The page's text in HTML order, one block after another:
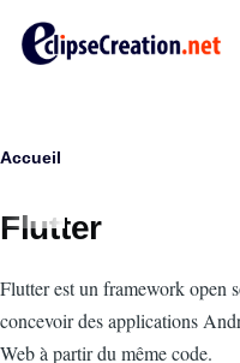
Fil
d'Ariane
Accueil
Flutter
Intro
Flutter est un framework open
concevoir des applications
Web à partir du même code.